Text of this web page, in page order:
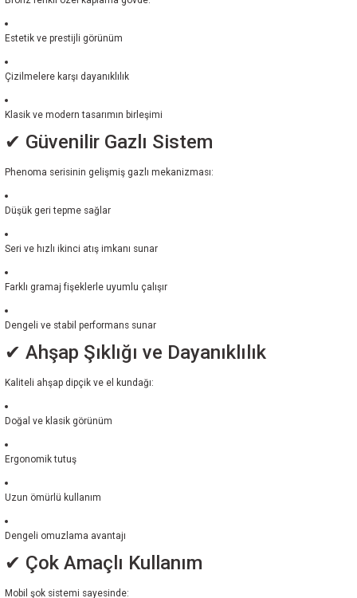
Estetik ve prestijli görünüm
Çizilmelere karşı dayanıklılık
Klasik ve modern tasarımın birleşimi
✔ Güvenilir Gazlı Sistem
Phenoma serisinin gelişmiş gazlı mekanizması:
Düşük geri tepme sağlar
Seri ve hızlı ikinci atış imkanı sunar
Farklı gramaj fişeklerle uyumlu çalışır
Dengeli ve stabil performans sunar
✔ Ahşap Şıklığı ve Dayanıklılık
Kaliteli ahşap dipçik ve el kundağı:
Doğal ve klasik görünüm
Ergonomik tutuş
Uzun ömürlü kullanım
Dengeli omuzlama avantajı
✔ Çok Amaçlı Kullanım
Mobil şok sistemi sayesinde: